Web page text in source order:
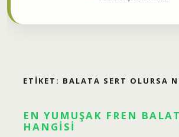
ETIKET: BALATA SERT OLURSA
EN YUMUŞAK FREN
HANGISI